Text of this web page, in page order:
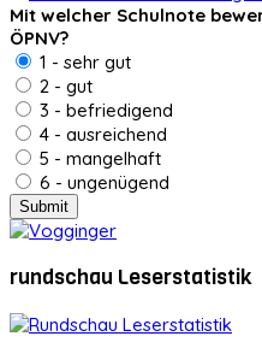
Mit welcher Schulnote
ÖPNV?
1 - sehr gut
2 - gut
3 - befriedigend
4 - ausreichend
5 - mangelhaft
6 - ungenügend
rundschau Leserstatistik